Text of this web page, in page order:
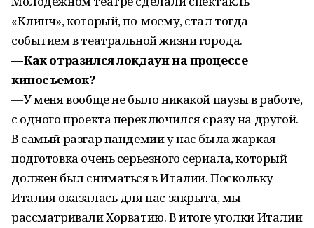
«Клинч», который, по-моему, стал тогда
событием в театральной жизни города.
— Как отразился локдаун на процессе
киносъемок?
— У меня вообще не было никакой паузы в работе,
с одного проекта переключился сразу на другой.
В самый разгар пандемии у нас была жаркая
подготовка очень серьезного сериала, который
должен был сниматься в Италии. Поскольку
Италия оказалась для нас закрыта, мы
рассматривали Хорватию. В итоге уголки Италии